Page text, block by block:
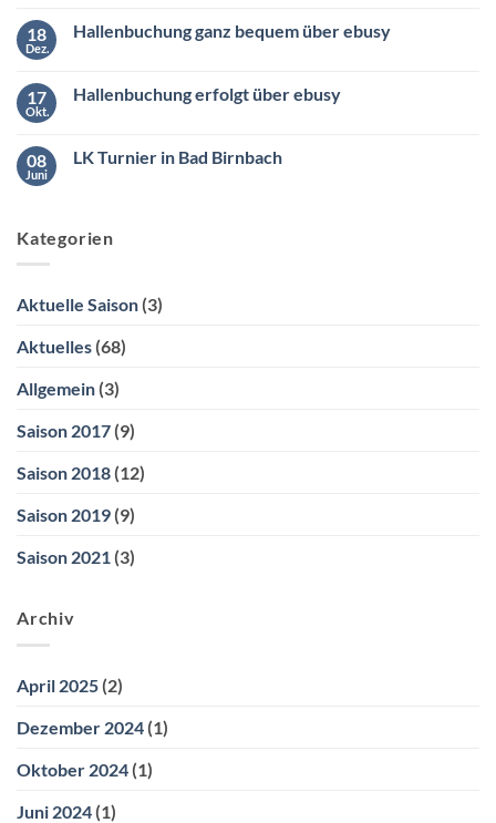
den
26.04.2025
Wintermeister
18
Dez.
Hallenbuchung ganz bequem über ebusy
Hallenbuchung
ebusy
17
Okt.
Hallenbuchung erfolgt über ebusy
Hallenbuchung
08
Juni
LK Turnier in Bad Birnbach
Turnier
Kategorien
Aktuelle Saison (3)
Aktuelles (68)
Allgemein (3)
Saison 2017 (9)
Saison 2018 (12)
Saison 2019 (9)
Saison 2021 (3)
Archiv
April 2025 (2)
Dezember 2024 (1)
Oktober 2024 (1)
Juni 2024 (1)